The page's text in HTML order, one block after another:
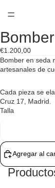
Abrir
imagen
a
pantalla
completa
Abrir
imagen
a
pantalla
completa
Abrir
imagen
a
pantalla
completa
€1.200,00
Bomber en seda
artesanales de
Cada pieza se
Cruz 17, Madrid.
Talla
Agregar al